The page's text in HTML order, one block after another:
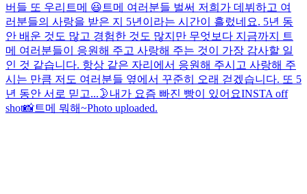
버들 또 우리트메 😃 트메 여러분들 벌써 저희가 데뷔하고 여
러분들의 사랑을 받은 지 5년이라는 시간이 흘렀네요. 5년 동
안 배운 것도 많고 경험한 것도 많지만 무엇보다 지금까지 트
메 여러분들이 응원해 주고 사랑해 주는 것이 가장 감사할 일
인 것 같습니다. 항상 같은 자리에서 응원해 주시고 사랑해 주
시는 만큼 저도 여러분들 옆에서 꾸준히 오래 걷겠습니다. 또 5
년 동안 서로 믿고...🌛 내가 요즘 빠진 빵이 있어요INSTA off
shot📸트메 뭐해~Photo uploaded.